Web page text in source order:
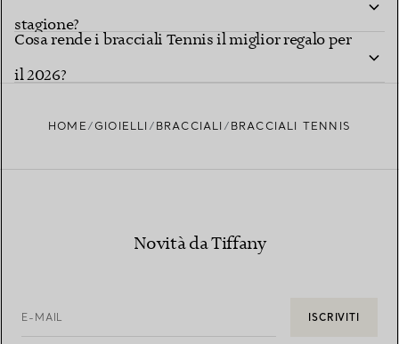
stagione?
Cosa rende i bracciali Tennis il miglior regalo per
il 2026?
HOME GIOIELLI BRACCIALI BRACCIALI TENNIS
Novità da Tiffany
E-MAIL ISCRIVITI